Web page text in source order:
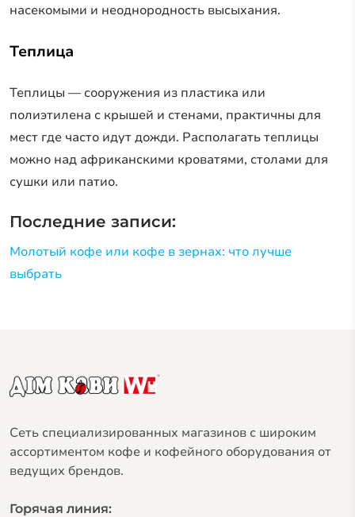
насекомыми и неоднородность высыхания.
Теплица
Теплицы — сооружения из пластика или
полиэтилена с крышей и стенами, практичны для
мест где часто идут дожди. Располагать теплицы
можно над африканскими кроватями, столами для
сушки или патио.
Последние записи:
Молотый кофе или кофе в зернах: что лучше
выбрать
Сеть специализированных магазинов с широким
ассортиментом кофе и кофейного оборудования от
ведущих брендов.
Горячая линия: